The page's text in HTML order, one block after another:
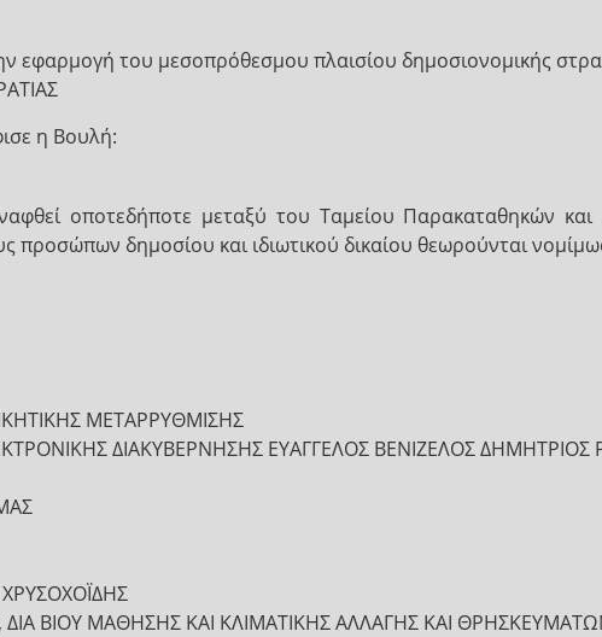
εφαρμογή του μεσοπρόθεσμου πλαισίου δημοσιονομικής
η Βουλή:
οποτεδήποτε μεταξύ του Ταμείου Παρακαταθηκών
προσώπων δημοσίου και ιδιωτικού δικαίου θεωρούνται
ΜΕΤΑΡΡΥΘΜΙΣΗΣ
ΔΙΑΚΥΒΕΡΝΗΣΗΣ ΕΥΑΓΓΕΛΟΣ ΒΕΝΙΖΕΛΟΣ ΔΗΜΗΤΡΙΟΣ
ΔΙΑ ΒΙΟΥ ΜΑΘΗΣΗΣ ΚΑΙ ΚΛΙΜΑΤΙΚΗΣ ΑΛΛΑΓΗΣ ΚΑΙ